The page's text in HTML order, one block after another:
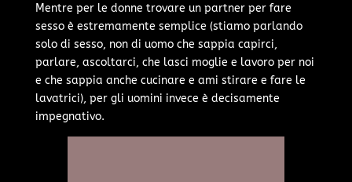
Mentre per le donne trovare un partner per fare
sesso è estremamente semplice (stiamo parlando
solo di sesso, non di uomo che sappia capirci,
parlare, ascoltarci, che lasci moglie e lavoro per noi
e che sappia anche cucinare e ami stirare e fare le
lavatrici), per gli uomini invece è decisamente
impegnativo.